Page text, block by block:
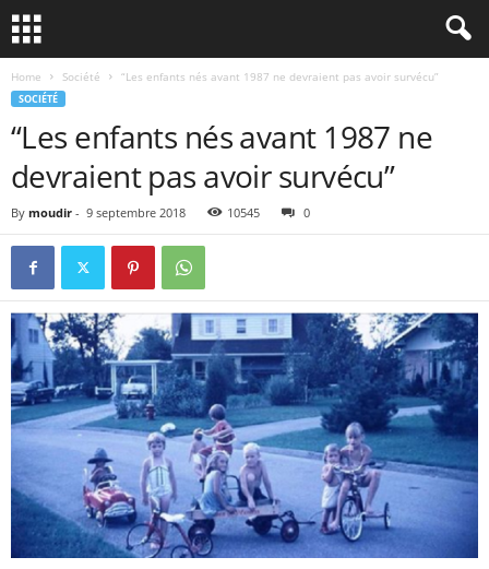
Home Société “Les enfants nés avant 1987 ne devraient pas avoir survécu”
SOCIÉTÉ
“Les enfants nés avant 1987 ne
devraient pas avoir survécu”
By moudir - 9 septembre 2018 10545 0